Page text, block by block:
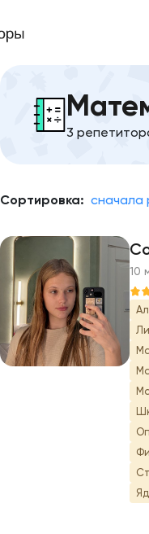
3
Сортировка: сначала
С
10